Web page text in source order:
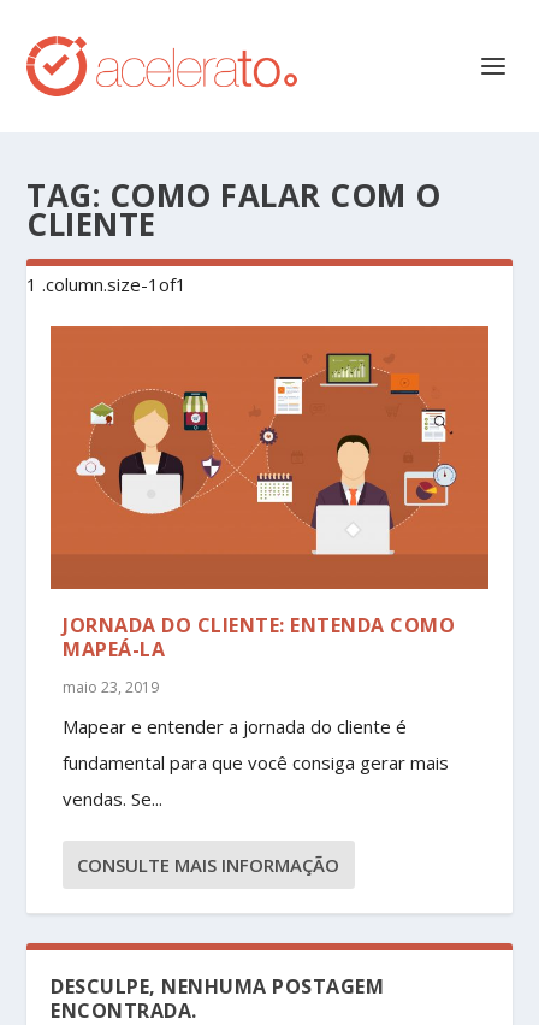
TAG: COMO FALAR COM O
CLIENTE
JORNADA DO CLIENTE: ENTENDA COMO
MAPEÁ-LA
maio 23, 2019
Mapear e entender a jornada do cliente é
fundamental para que você consiga gerar mais
vendas. Se...
CONSULTE MAIS INFORMAÇÃO
DESCULPE, NENHUMA POSTAGEM
ENCONTRADA.